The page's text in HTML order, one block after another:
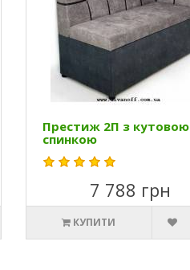
Престиж 2П з кутовою
спинкою
7 788 грн
КУПИТИ